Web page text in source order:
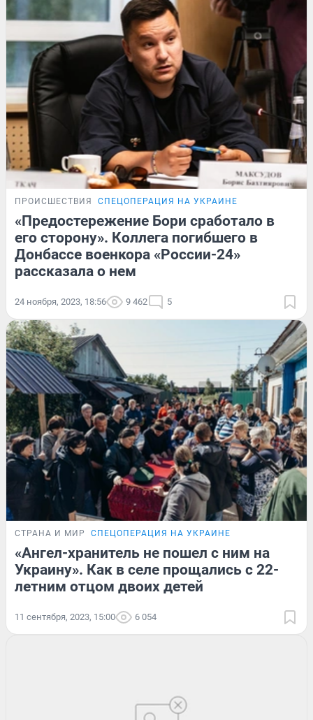
ПРОИСШЕСТВИЯ СПЕЦОПЕРАЦИЯ НА УКРАИНЕ
«Предостережение Бори сработало в
его сторону». Коллега погибшего в
Донбассе военкора «России-24»
рассказала о нем
24 ноября, 2023, 18:56 9 462 5
СТРАНА И МИР СПЕЦОПЕРАЦИЯ НА УКРАИНЕ
«Ангел-хранитель не пошел с ним на
Украину». Как в селе прощались с 22-
летним отцом двоих детей
11 сентября, 2023, 15:00 6 054